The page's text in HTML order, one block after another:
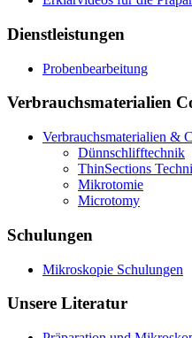
Dienstleistungen
Probenbearbeitung
Verbrauchsmaterialien
Verbrauchsmaterialien &
Dünnschlifftechnik
ThinSections
Mikrotomie
Microtomy
Schulungen
Mikroskopie Schulungen
Unsere Literatur